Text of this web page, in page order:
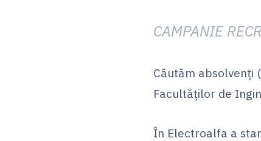
CAMPANIE
Căutăm absolvenți
Facultăților de
În Electroalfa a